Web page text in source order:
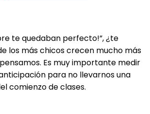
te quedaban perfecto!”, ¿te
los más chicos crecen mucho más
Es muy importante medir
para no llevarnos una
comienzo de clases.